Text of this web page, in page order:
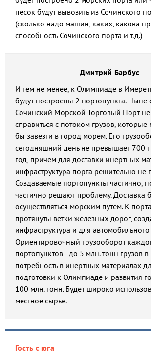
песок будут вывозить из Сочинского
(сколько надо машин, каких, какова
способность Сочинского порта и т.д.)
Дмитрий Барбус
И тем не менее, к Олимпиаде в
будут построены 2 портопункта. Ныне
Сочинский Морской Торговый Порт не
справиться с потоком грузов,
бы завезти в город морем. Его
сегодняшний день не превышает 700
год, причем для доставки инертных
инфраструктура порта решительно не
Создаваемые портопункты частично,
частично решают проблему. Доставка
осуществляться морским путем. К
протянуты ветки железных дорог,
инфраструктура и для автомобильного
Ориентировочный грузооборот
портопунктов - до 5 млн. тонн грузов
потребность в инертных материалах
подготовки к Олимпиаде и развития
100 млн. тонн. Будет широко
местное сырье.
Гость с юга